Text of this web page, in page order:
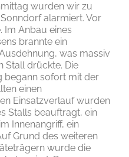
wurden wir zu
alarmiert. Vor
Im Anbau eines
brannte ein
was massiv
Stall drückte. Die
begann sofort mit der
einen
Einsatzverlauf wurden
Stalls beauftragt, ein
Innenangriff, ein
Grund des weiteren
wurde die